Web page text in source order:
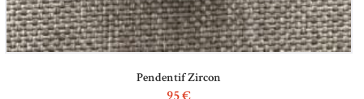
Pendentif Zircon
95€